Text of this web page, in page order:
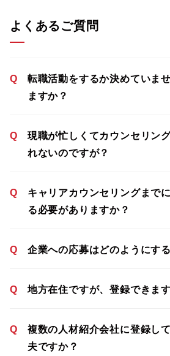
よくあるご質問
Q
転職活動をするか決めていま
ますか？
Q
現職が忙しくてカウンセリン
れないのですが？
Q
キャリアカウンセリングまで
る必要がありますか？
Q 企業への応募はどのようにす
Q 地方在住ですが、登録できま
Q
複数の人材紹介会社に登録し
夫ですか？